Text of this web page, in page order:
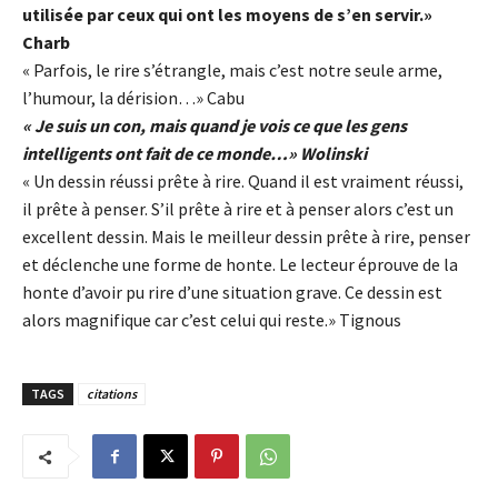
utilisée par ceux qui ont les moyens de s’en servir.»
Charb
« Parfois, le rire s’étrangle, mais c’est notre seule arme,
l’humour, la dérision…» Cabu
« Je suis un con, mais quand je vois ce que les gens
intelligents ont fait de ce monde…» Wolinski
« Un dessin réussi prête à rire. Quand il est vraiment réussi,
il prête à penser. S’il prête à rire et à penser alors c’est un
excellent dessin. Mais le meilleur dessin prête à rire, penser
et déclenche une forme de honte. Le lecteur éprouve de la
honte d’avoir pu rire d’une situation grave. Ce dessin est
alors magnifique car c’est celui qui reste.» Tignous
TAGS citations